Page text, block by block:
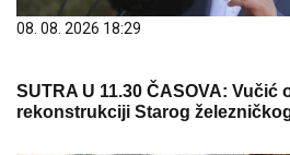
08. 08. 2026 18:29
SUTRA U 11.30 ČASOVA: Vučić
rekonstrukciji Starog